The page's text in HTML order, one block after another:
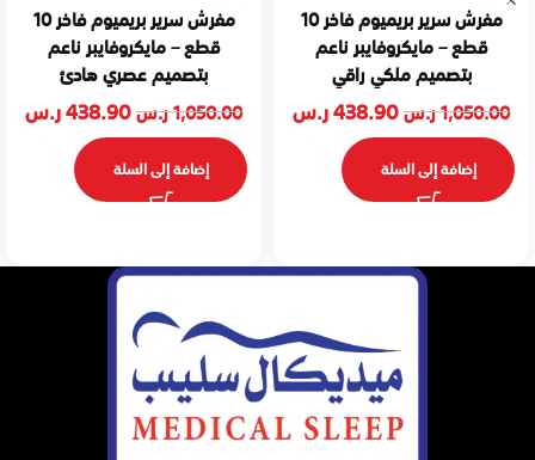
مفرش سرير بريميوم فاخر 10
قطع – مايكروفايبر ناعم
بتصميم ملكي راقي
1,050.00ر.س438.90ر.س
إضافة إلى السلة
مفرش سرير بريميوم فاخر 10
قطع – مايكروفايبر ناعم
بتصميم عصري هادئ
1,050.00ر.س438.90ر.س
إضافة إلى السلة